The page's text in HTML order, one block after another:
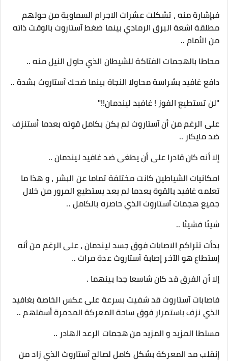
فبإشارة منه ، تشكلت عشرات الاجرام السماوية من حولهم
مطلقة اشعة البرق الرمادي بينما ضغط آستاروث بالوقت ذاته
من الأمام ..
محاطا بالهجمات الفتاكة للشيطان الذي حاول النيل منه ..
دافع غافيد بشراسة محاولا النجاة بينما ضحك آستاروث بشدة ..
"لن تستطيع الفوز ! غافيد ليندمان!!"
على الرغم من أن آستاروث لم يكن بكامل قوته بعدما أستنزف
ضد مايكار ..
إلا أنه كان قادرا على أن يطغى ضد غافيد ليندمان ..
امكانيات الشياطين كانت مختلفة تماما عن البشر ، و هذا ما
تعلمه غافيد بالقوة بعدما لم يعد يستطيع المرور من خلال
جميع هجمات آستاروث الذي حاصره بالكامل ..
شيئا فشيئا ..
بدأت تتراكم الاصابات فوق جسد ليندمان ، على الرغم من أنه
إستطاع هو الآخر إصابة آستاروث عدة مرات ..
إلا أن الفرق قد كان شاسعا جدا بينهما .
فاصابات آستاروث قد شفيت بسرعة على عكس الخاصة بغافيد
الذي نزف باستمرار فوق ساحة المعركة المدمرة أسفلهم ..
مسلطا المزيد و المزيد من هجمات الرعد الهادر ..
إنقلب مد المعركة بشكل كامل لصالح آستاروث الذي زاد من